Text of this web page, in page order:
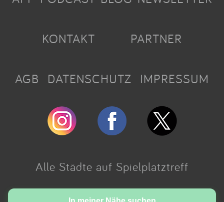
KONTAKT PARTNER
AGB DATENSCHUTZ IMPRESSUM
Alle Städte auf Spielplatztreff